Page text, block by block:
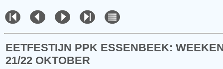
EETFESTIJN PPK ESSENBEEK:
21/22 OKTOBER